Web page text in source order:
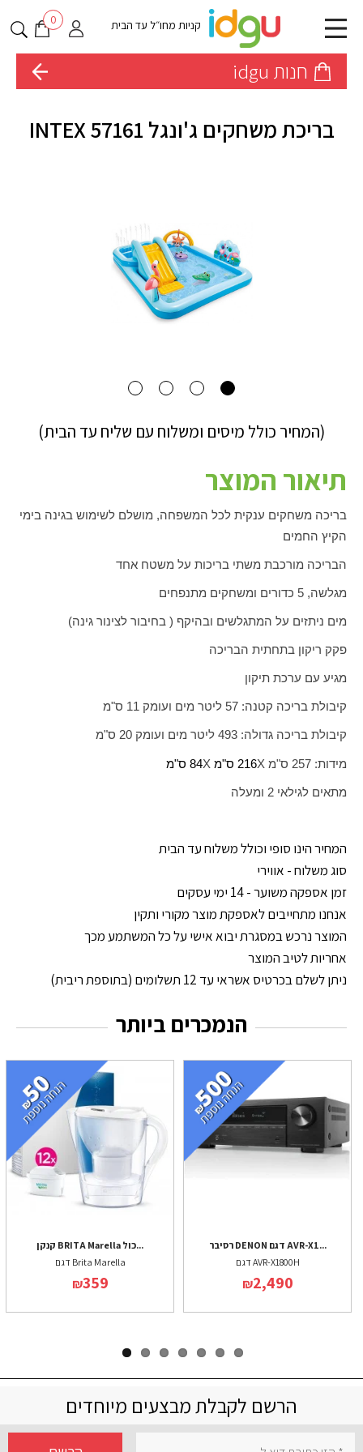
קניות מחו״ל עד הבית 0
חנות idgu
בריכת משחקים ג'ונגל INTEX 57161
(המחיר כולל מיסים ומשלוח עם שליח עד הבית)
תיאור המוצר
בריכה משחקים ענקית לכל המשפחה, מושלם לשימוש בגינה בימי
הקיץ החמים
הבריכה מורכבת משתי בריכות על משטח אחד
מגלשה, 5 כדורים ומשחקים מתנפחים
מים ניתזים על המתגלשים ובהיקף ( בחיבור לצינור גינה)
פקק ריקון בתחתית הבריכה
מגיע עם ערכת תיקון
קיבולת בריכה קטנה: 57 ליטר מים ועומק 11 ס"מ
קיבולת בריכה גדולה: 493 ליטר מים ועומק 20 ס"מ
מידות: 257 ס"מ X216 ס"מ X84 ס"מ
מתאים לגילאי 2 ומעלה
המחיר הינו סופי וכולל משלוח עד הבית
סוג משלוח - אווירי
זמן אספקה משוער - 14 ימי עסקים
אנחנו מתחייבים לאספקת מוצר מקורי ותקין
המוצר נרכש במסגרת יבוא אישי על כל המשתמע מכך
אחריות לטיב המוצר
ניתן לשלם בכרטיס אשראי עד 12 תשלומים (בתוספת ריבית)
הנמכרים ביותר
קנקן BRITA Marella כול...
דגם Brita Marella
₪359
רסיבר DENON דגם AVR-X1...
דגם AVR-X1800H
₪2,490
הרשם לקבלת מבצעים מיוחדים